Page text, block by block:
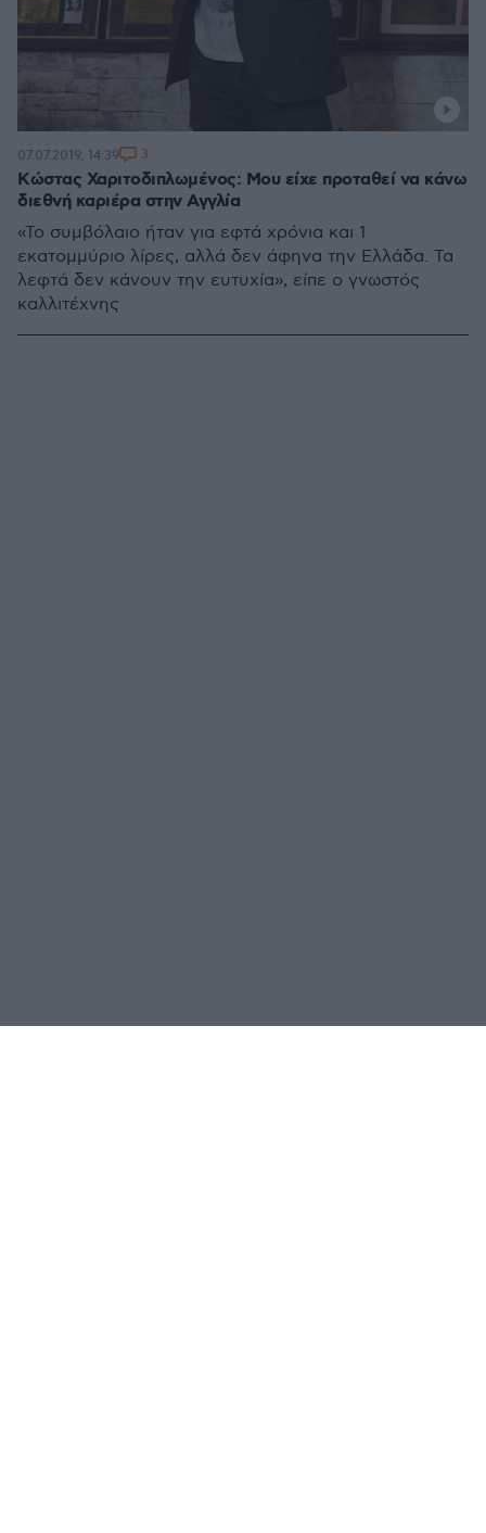
Κώστας Χαριτοδιπλωμένος: Μου είχε προταθεί να κάνω
διεθνή καριέρα στην Αγγλία
«Το συμβόλαιο ήταν για εφτά χρόνια και 1
εκατομμύριο λίρες, αλλά δεν άφηνα την Ελλάδα. Τα
λεφτά δεν κάνουν την ευτυχία», είπε ο γνωστός
καλλιτέχνης
07.07.2019, 14:39 3